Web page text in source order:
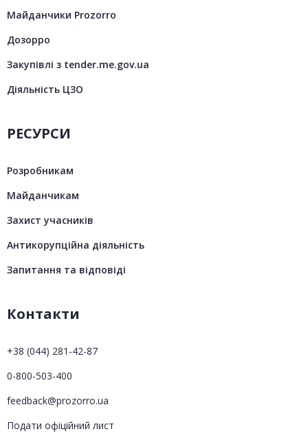
Майданчики Prozorro
Дозорро
Закупівлі з tender.me.gov.ua
Діяльність ЦЗО
РЕСУРСИ
Розробникам
Майданчикам
Захист учасників
Антикорупційна діяльність
Запитання та відповіді
Контакти
+38 (044) 281-42-87
0-800-503-400
feedback@prozorro.ua
Подати офіційний лист